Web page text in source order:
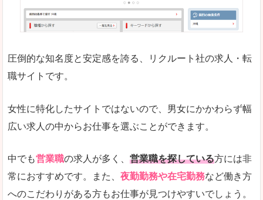
詳しい説明
女性でエンジニア職への転職をお考えの方は、こ
エンジニア職の求人においては、ほかにない専門
求人数が少ないので、逆に探しやすいといった一
圧倒的な知名度と安定感を誇る、リクルート社の求人・転
職サイトです。
女性に特化したサイトではないので、男女にかかわらず幅
広い求人の中からお仕事を選ぶことができます。
中でも営業職の求人が多く、 営業職を探している方には非
常におすすめです。また、 夜勤勤務や在宅勤務など働き方
へのこだわりがある方もお仕事が見つけやすいでしょう。